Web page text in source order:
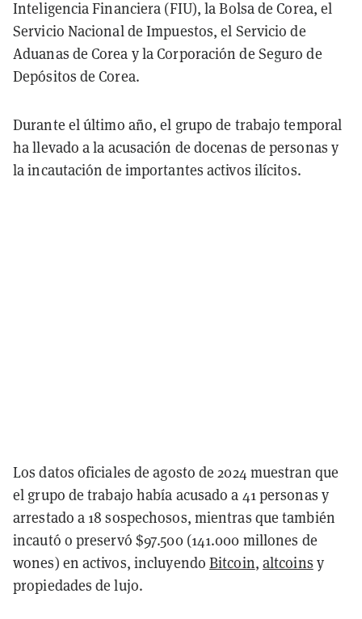
Inteligencia Financiera (FIU), la Bolsa de Corea, el
Servicio Nacional de Impuestos, el Servicio de
Aduanas de Corea y la Corporación de Seguro de
Depósitos de Corea.
Durante el último año, el grupo de trabajo temporal
ha llevado a la acusación de docenas de personas y
la incautación de importantes activos ilícitos.
Los datos oficiales de agosto de 2024 muestran que
el grupo de trabajo había acusado a 41 personas y
arrestado a 18 sospechosos, mientras que también
incautó o preservó $97.500 (141.000 millones de
wones) en activos, incluyendoBitcoin, altcoins y
propiedades de lujo.